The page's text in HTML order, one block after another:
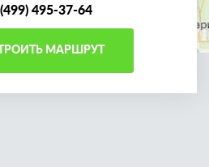
495-37-64
МАРШРУТ